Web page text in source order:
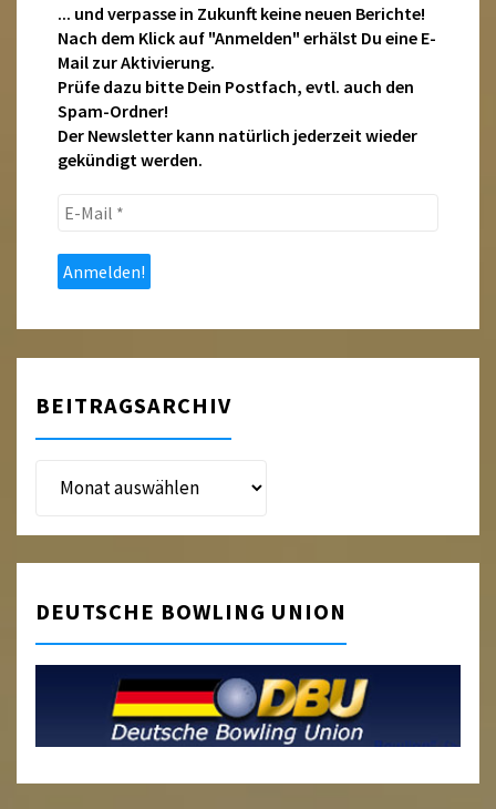
... und verpasse in Zukunft keine neuen Berichte!
Nach dem Klick auf "Anmelden" erhälst Du eine E-
Mail zur Aktivierung.
Prüfe dazu bitte Dein Postfach, evtl. auch den
Spam-Ordner!
Der Newsletter kann natürlich jederzeit wieder
gekündigt werden.
E-
*
BEITRAGSARCHIV
Beitragsarchiv
DEUTSCHE BOWLING UNION